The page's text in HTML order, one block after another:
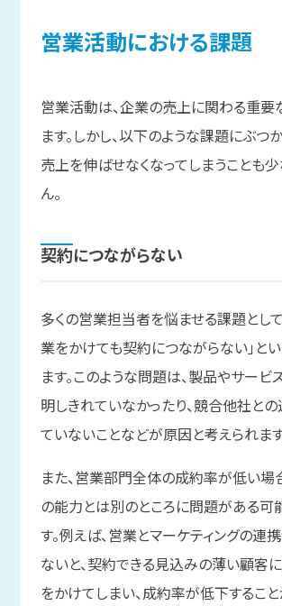
営業活動における課題
営業活動は、企業の売上に関わる重
ます。しかし、以下のような課題にぶつ
売上を伸ばせなくなってしまうことも
ん。
契約につながらない
多くの営業担当者を悩ませる課題として
業をかけても契約につながらない」と
ます。このような問題は、製品やサー
明しきれていなかったり、競合他社と
ていないことなどが原因と考えられます
また、営業部門全体の成約率が低い場
の能力とは別のところに問題がある可
す。例えば、営業とマーケティングの連
ないと、契約できる見込みの薄い顧客
をかけてしまい、成約率が低下すること